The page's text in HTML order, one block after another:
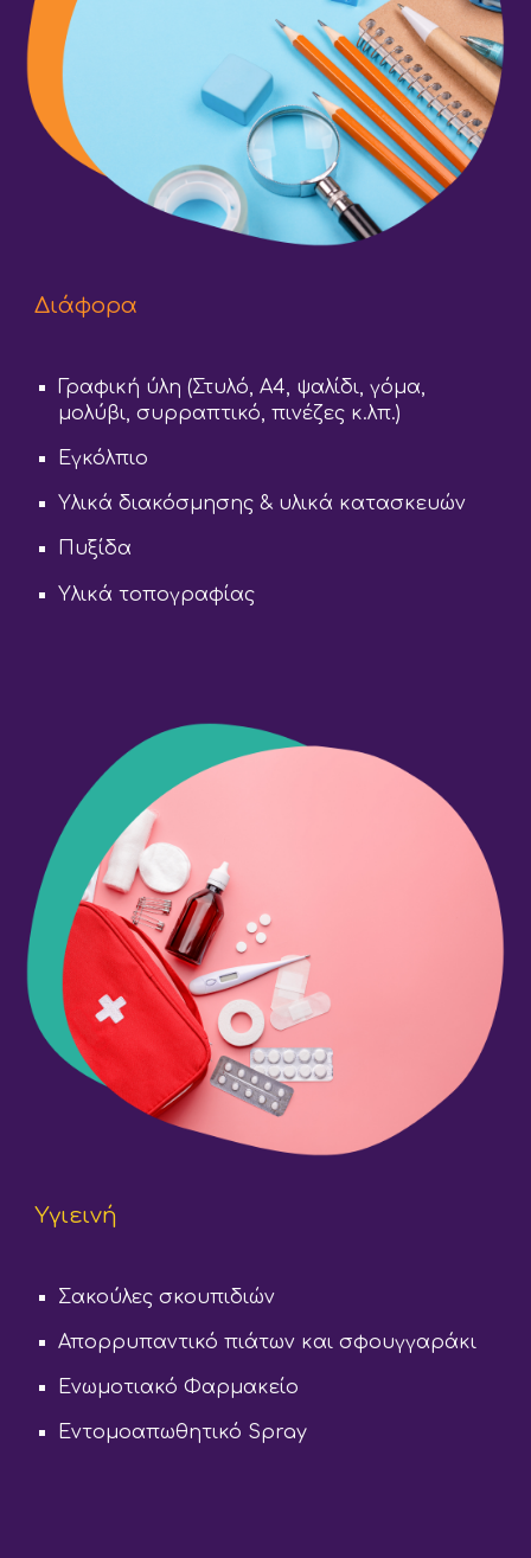
Διάφορα
Γραφική ύλη (Στυλό, Α4, ψαλίδι, γόμα,
μολύβι, συρραπτικό, πινέζες κ.λπ.)
Εγκόλπιο
Υλικά διακόσμησης & υλικά κατασκευών
Πυξίδα
Υλικά τοπογραφίας
Υγιεινή
Σακούλες σκουπιδιών
Απορρυπαντικό πιάτων και σφουγγαράκι
Ενωμοτιακό Φαρμακείο
Εντομοαπωθητικό Spray